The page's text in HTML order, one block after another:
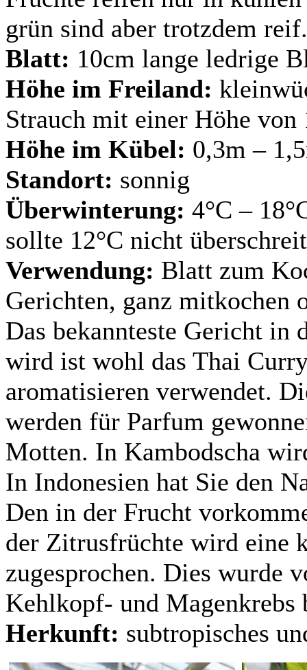
grün sind aber trotzdem reif.
Blatt: 10cm lange ledrige
Höhe im Freiland:
Strauch mit einer Höhe von
Höhe im Kübel: 0,3m –
Standort: sonnig
Überwinterung: 4°C –
sollte 12°C nicht
Verwendung: Blatt zum
Gerichten, ganz mitkochen
Das bekannteste Gericht
wird ist wohl das Thai
aromatisieren verwendet.
werden für Parfum
Motten. In Kambodscha
In Indonesien hat Sie den
Den in der Frucht
der Zitrusfrüchte wird eine
zugesprochen. Dies wurde
Kehlkopf- und Magenkrebs
Herkunft: subtropisches